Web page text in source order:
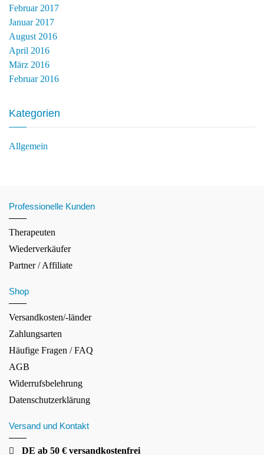
Februar 2017
Januar 2017
August 2016
April 2016
März 2016
Februar 2016
Kategorien
Allgemein
Professionelle Kunden
Therapeuten
Wiederverkäufer
Partner / Affiliate
Shop
Versandkosten/-länder
Zahlungsarten
Häufige Fragen / FAQ
AGB
Widerrufsbelehrung
Datenschutzerklärung
Versand und Kontakt
DE ab 50 € versandkostenfrei